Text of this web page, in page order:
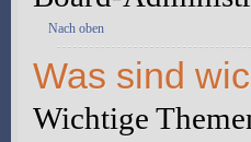
Nach oben
Was sind
Wichtige